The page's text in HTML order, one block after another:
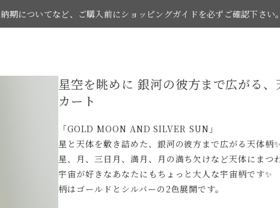
納期についてなど、ご購入前にショッピングガイドを必ずご確認下さい。
お買い物の際はショッピングガイドをご覧下さい。
星空を眺めに 銀河の彼方まで広がる
カート
「GOLD MOON AND SILVER SUN」
星と天体を敷き詰めた、銀河の彼方まで広がる天体柄✨
星、月、三日月、満月、月の満ち欠けなど天体にまつ
宇宙が好きなあなたにもちょっと大人な宇宙柄です✨
柄はゴールドとシルバーの2色展開です。